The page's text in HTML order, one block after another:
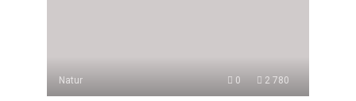
Natur 0 2 780